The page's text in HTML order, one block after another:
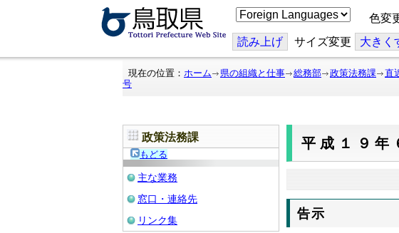
こ
の
ジ
を
翻
色変
読み上げ サイズ変更 大きく
現在の位置： ホーム 県の組織と仕事 総務部 政策法務課 直
号
政策法務課
もどる
主な業務
窓口・連絡先
リンク集
平成１９年
告示